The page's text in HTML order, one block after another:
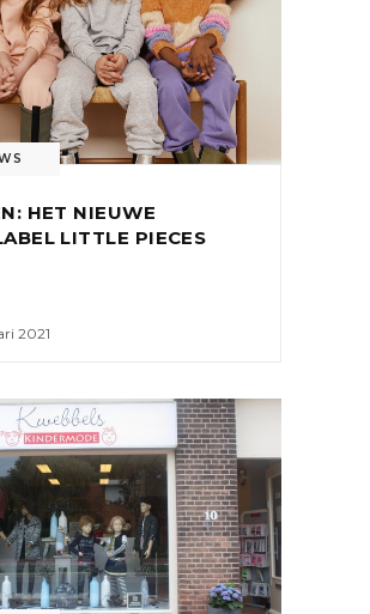
HET NIEUWE
LITTLE PIECES
2021